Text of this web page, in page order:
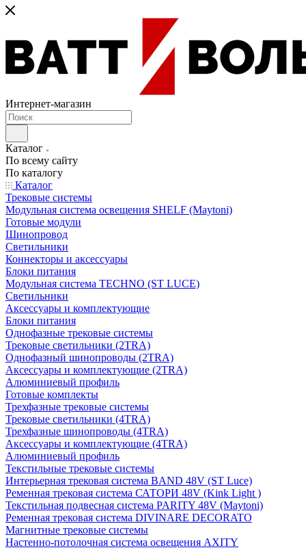
Интернет-магазин
Каталог
По всему сайту
По каталогу
Каталог
Трековые системы
Модульная система освещения SHELF (Maytoni)
Готовые модули
Шинопровод
Светильники
Коннекторы и аксессуары
Блоки питания
Модульная система TECHNO (ST LUCE)
Светильники
Аксессуары и комплектующие
Блоки питания
Однофазные трековые системы
Трековые светильники (2TRA)
Однофазный шинопроводы (2TRA)
Аксессуары и комплектующие (2TRA)
Алюминиевый профиль
Готовые комплекты
Трехфазные трековые системы
Трековые светильники (4TRA)
Трехфазные шинопроводы (4TRA)
Аксессуары и комплектующие (4TRA)
Алюминиевый профиль
Текстильные трековые системы
Интерьерная трековая система BAND 48V (ST Luce)
Ременная трековая система САТОРИ 48V (Kink Light )
Текстильная подвесная система PARITY 48V (Maytoni)
Ременная трековая система DIVINARE DECORATO
Магнитные трековые системы
Настенно-потолочная система освещения AXITY